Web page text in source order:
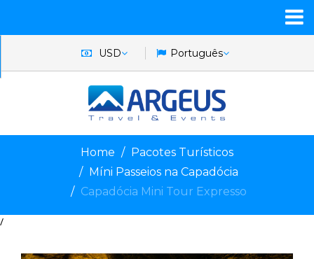
USD Português
Home
Pacotes Turísticos
Míni Passeios na Capadócia
Capadócia Mini Tour Expresso
/